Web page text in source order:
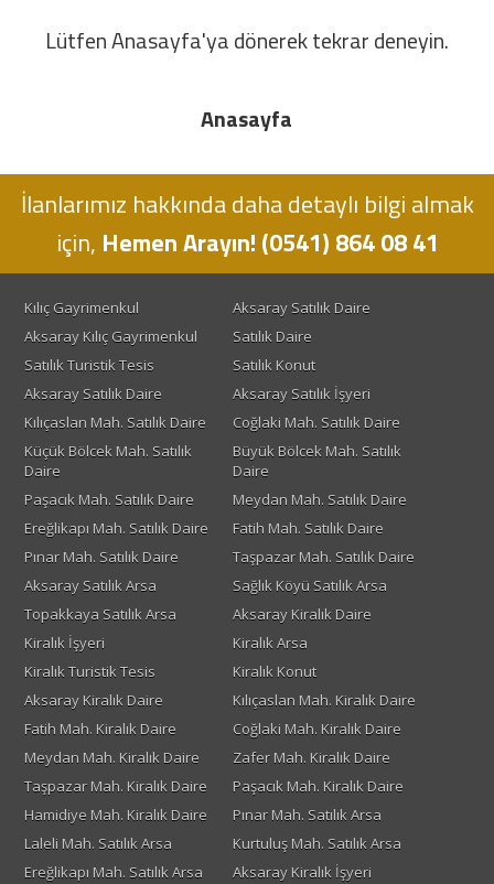
Lütfen Anasayfa'ya dönerek tekrar deneyin.
Anasayfa
İlanlarımız hakkında daha detaylı bilgi almak
için, Hemen Arayın! (0541) 864 08 41
Kılıç Gayrimenkul
Aksaray Satılık Daire
Aksaray Kılıç Gayrimenkul
Satılık Daire
Satılık Turistik Tesis
Satılık Konut
Aksaray Satılık Daire
Aksaray Satılık İşyeri
Kılıçaslan Mah. Satılık Daire
Coğlaki Mah. Satılık Daire
Küçük Bölcek Mah. Satılık
Daire
Büyük Bölcek Mah. Satılık
Daire
Paşacık Mah. Satılık Daire
Meydan Mah. Satılık Daire
Ereğlikapı Mah. Satılık Daire
Fatih Mah. Satılık Daire
Pınar Mah. Satılık Daire
Taşpazar Mah. Satılık Daire
Aksaray Satılık Arsa
Sağlık Köyü Satılık Arsa
Topakkaya Satılık Arsa
Aksaray Kiralık Daire
Kiralık İşyeri
Kiralık Arsa
Kiralık Turistik Tesis
Kiralık Konut
Aksaray Kiralık Daire
Kılıçaslan Mah. Kiralık Daire
Fatih Mah. Kiralık Daire
Coğlaki Mah. Kiralık Daire
Meydan Mah. Kiralık Daire
Zafer Mah. Kiralık Daire
Taşpazar Mah. Kiralık Daire
Paşacık Mah. Kiralık Daire
Hamidiye Mah. Kiralık Daire
Pınar Mah. Satılık Arsa
Laleli Mah. Satılık Arsa
Kurtuluş Mah. Satılık Arsa
Ereğlikapı Mah. Satılık Arsa
Aksaray Kiralık İşyeri